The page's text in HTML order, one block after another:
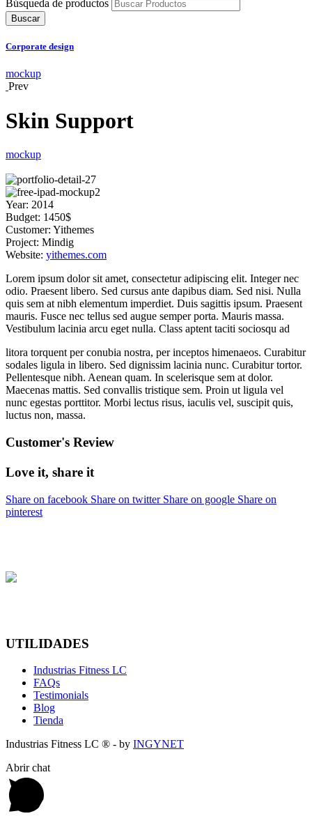
Búsqueda de productos
Buscar
Corporate design
mockup
Prev
Skin Support
mockup
Year: 2014
Budget: 1450$
Customer: Yithemes
Project: Mindig
Website: yithemes.com
Lorem ipsum dolor sit amet, consectetur adipiscing elit. Integer nec
odio. Praesent libero. Sed cursus ante dapibus diam. Sed nisi. Nulla
quis sem at nibh elementum imperdiet. Duis sagittis ipsum. Praesent
mauris. Fusce nec tellus sed augue semper porta. Mauris massa.
Vestibulum lacinia arcu eget nulla. Class aptent taciti sociosqu ad
litora torquent per conubia nostra, per inceptos himenaeos. Curabitur
sodales ligula in libero. Sed dignissim lacinia nunc. Curabitur tortor.
Pellentesque nibh. Aenean quam. In scelerisque sem at dolor.
Maecenas mattis. Sed convallis tristique sem. Proin ut ligula vel
nunc egestas porttitor. Morbi lectus risus, iaculis vel, suscipit quis,
luctus non, massa.
Customer's Review
Love it, share it
Share on facebook Share on twitter Share on google Share on
pinterest
UTILIDADES
Industrias Fitness LC
FAQs
Testimonials
Blog
Tienda
Industrias Fitness LC ® - by INGYNET
Abrir chat